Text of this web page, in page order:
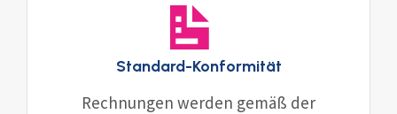
Standard-Konformität
Rechnungen werden gemäß der